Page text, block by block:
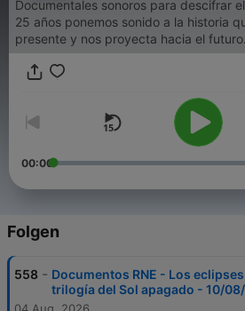
Documentales sonoros para descifrar
25 años ponemos sonido a la historia
presente y nos proyecta hacia el futuro.
00:00
Folgen
558 - Documentos RNE - Los
trilogía del Sol apagado - 10/